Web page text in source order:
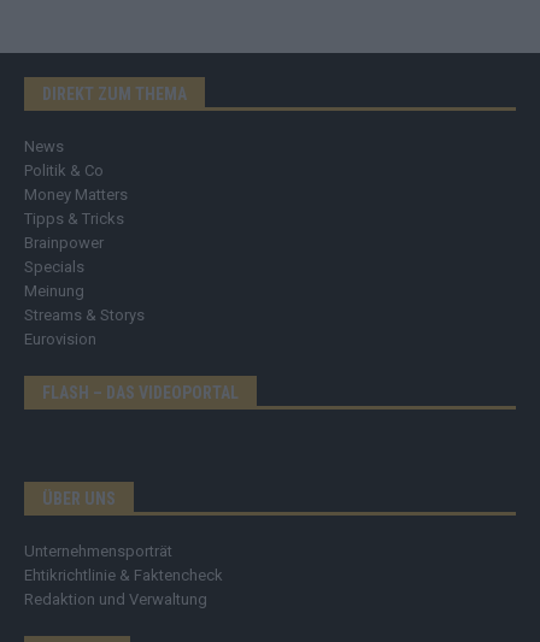
DIREKT ZUM THEMA
News
Politik & Co
Money Matters
Tipps & Tricks
Brainpower
Specials
Meinung
Streams & Storys
Eurovision
FLASH – DAS VIDEOPORTAL
ÜBER UNS
Unternehmensporträt
Ehtikrichtlinie & Faktencheck
Redaktion und Verwaltung